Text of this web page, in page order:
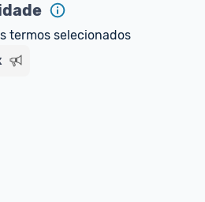
termos selecionados